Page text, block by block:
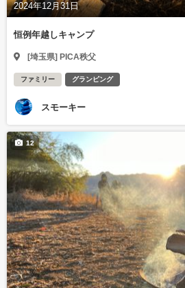
2024年12月31日
恒例年越しキャンプ
[埼玉県] PICA秩父
ファミリー グランピング
スモーキー
12